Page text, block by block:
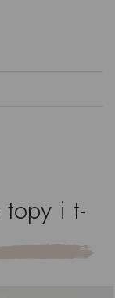
topy i t-